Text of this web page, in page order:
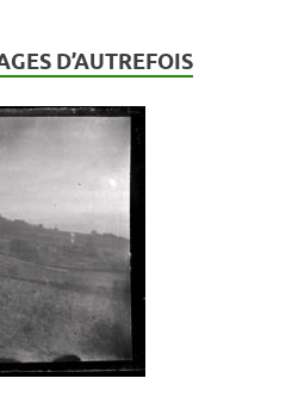
D’AUTREFOIS